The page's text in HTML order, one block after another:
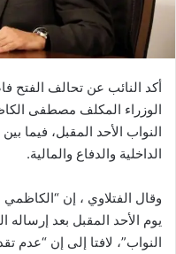
أكد النائب عن تحالف الفتح
الوزراء المكلف مصطفى
النواب الأحد المقبل، فيما
الداخلية والدفاع والمالية.
وقال الفتلاوي ، إن
يوم الأحد المقبل بعد
النواب”، لافتا إلى إن “عدم